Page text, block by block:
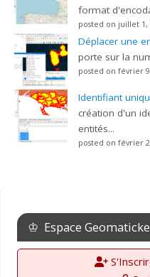
format
posted on juillet 1,
Déplacer une
porte sur la
posted on février
Identifiant
création d'un
entités...
posted on février
♔ Espace